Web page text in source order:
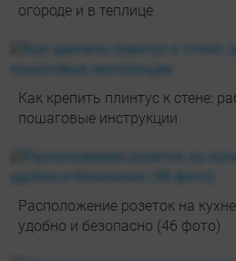
огороде и в теплице
Как крепить плинтус к стене:
пошаговые инструкции
Расположение розеток на
удобно и безопасно (46 фото)